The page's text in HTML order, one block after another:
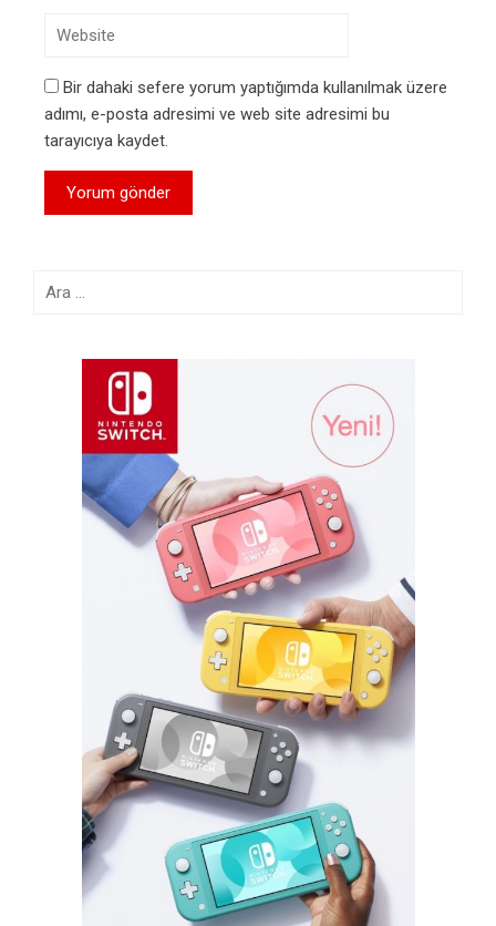
Bir dahaki sefere yorum yaptığımda kullanılmak üzere
adımı, e-posta adresimi ve web site adresimi bu
tarayıcıya kaydet.
Arama: